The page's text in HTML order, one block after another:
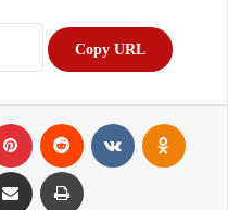
Copy URL